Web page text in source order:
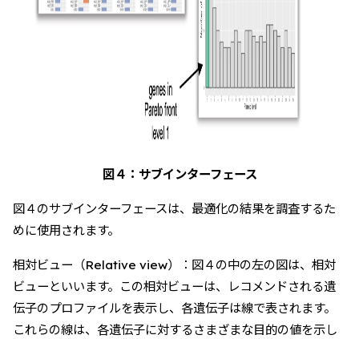
図４：サブインターフェース
図４のサブインターフェースは、最適化の結果を調査するた
めに使用されます。
相対ビュー（Relative view）：図４の中の左の図は、相対
ビューといいます。この相対ビューは、レコメンドされる遺
伝子のプロファイルを表示し、各遺伝子は線で表されます。
これらの線は、各遺伝子に対するさまざまな目的の値を示し